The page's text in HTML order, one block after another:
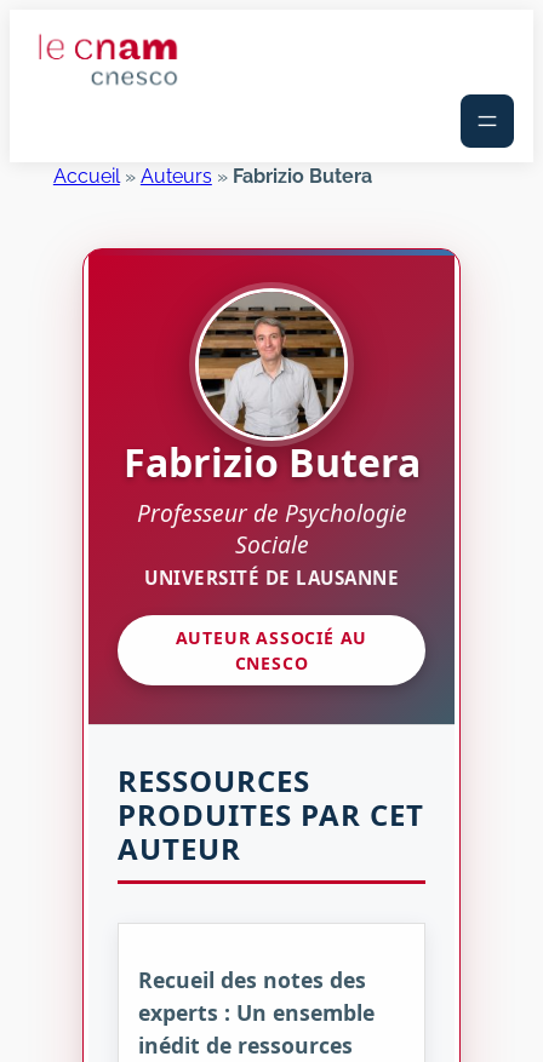
Accueil» Auteurs» Fabrizio Butera
FabrizioButera
Professeur de Psychologie
Sociale
UNIVERSITÉ DE LAUSANNE
AUTEUR ASSOCIÉ AU
CNESCO
RESSOURCES
PRODUITES PAR CET
AUTEUR
Recueil des notes des
experts : Un ensemble
inédit de ressources